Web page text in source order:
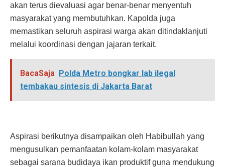
akan terus dievaluasi agar benar-benar menyentuh
masyarakat yang membutuhkan. Kapolda juga
memastikan seluruh aspirasi warga akan ditindaklanjuti
melalui koordinasi dengan jajaran terkait.
BacaSaja Polda Metro bongkar lab ilegal
tembakau sintesis di Jakarta Barat
Aspirasi berikutnya disampaikan oleh Habibullah yang
mengusulkan pemanfaatan kolam-kolam masyarakat
sebagai sarana budidaya ikan produktif guna mendukung